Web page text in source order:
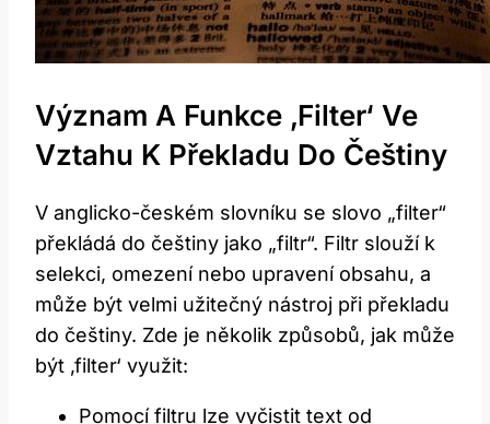
Význam A Funkce ‚filter‘ Ve
Vztahu K Překladu Do Češtiny
V anglicko-českém slovníku se slovo „filter“
překládá do češtiny jako „filtr“. Filtr slouží k
selekci, omezení nebo upravení obsahu, a
může být velmi užitečný nástroj při překladu
do češtiny. Zde je několik způsobů, jak může
být ‚filter‘ využit:
Pomocí filtru lze vyčistit text od